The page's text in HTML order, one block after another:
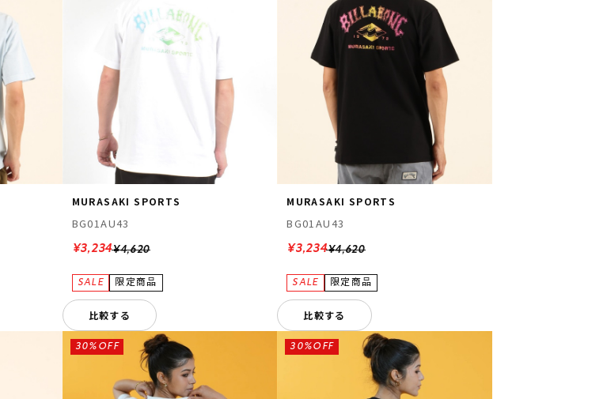
MURASAKI SPORTS
BG01AU43
¥4,620
¥3,234
比較する
MURASAKI SPORTS
BG01AU43
¥4,620
¥3,234
比較する
30%OFF 30%OFF